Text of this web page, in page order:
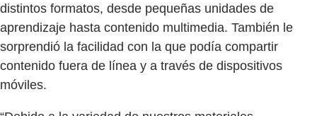
distintos formatos, desde pequeñas unidades de
aprendizaje hasta contenido multimedia. También le
sorprendió la facilidad con la que podía compartir
contenido fuera de línea y a través de dispositivos
móviles.